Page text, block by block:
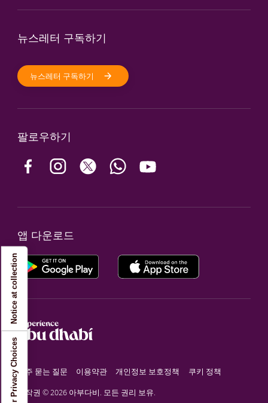
뉴스레터 구독하기
뉴스레터 구독하기
팔로우하기
앱 다운로드
자주 묻는 질문 이용약관 개인정보 보호정책 쿠키 정책
저작권 © 2026 아부다비. 모든 권리 보유.
Your Privacy Choices
Notice at collection